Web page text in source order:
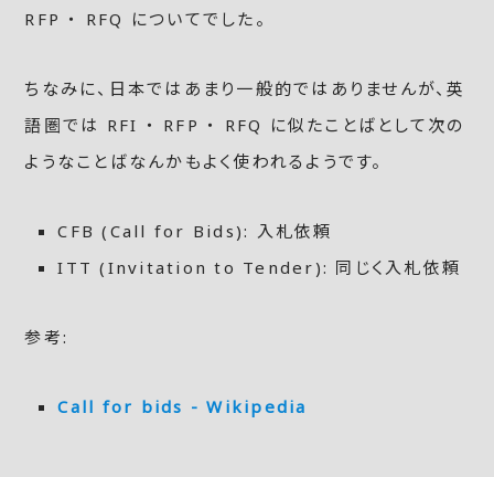
RFP ・ RFQ についてでした。
ちなみに、日本ではあまり一般的ではありませんが、英
語圏では RFI ・ RFP ・ RFQ に似たことばとして次の
ようなことばなんかもよく使われるようです。
CFB (Call for Bids): 入札依頼
ITT (Invitation to Tender): 同じく入札依頼
参考:
Call for bids - Wikipedia